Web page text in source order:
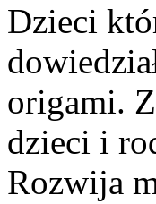
Dzieci
origami.
dzieci i
Rozwija